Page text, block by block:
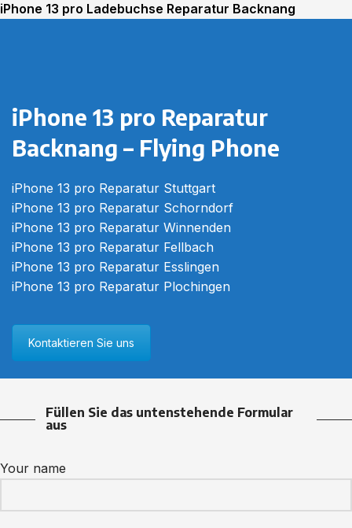
iPhone 13 pro Ladebuchse Reparatur Backnang
iPhone 13 pro Reparatur
Backnang – Flying Phone
iPhone 13 pro Reparatur Stuttgart
iPhone 13 pro Reparatur Schorndorf
iPhone 13 pro Reparatur Winnenden
iPhone 13 pro Reparatur Fellbach
iPhone 13 pro Reparatur Esslingen
iPhone 13 pro Reparatur Plochingen
Kontaktieren Sie uns
Füllen Sie das untenstehende Formular
aus
Your name